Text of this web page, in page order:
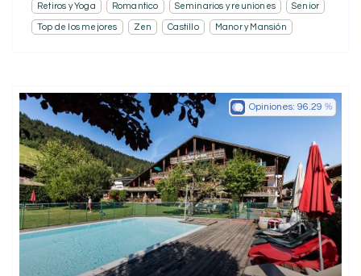
Retiros y Yoga Romantico Seminarios y reuniones Senior
Top de los mejores Zen Castillo Manor y Mansión
Opiniones: 96.29